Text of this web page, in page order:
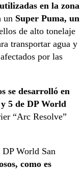
en la zona
un Super Puma, un
de alto tonelaje
transportar agua y
por las
se desarrolló en
5 de DP World
“Arc Resolve”
DP World San
como es